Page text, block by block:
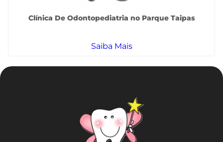
Clínica De Odontopediatria no Parque Taipas
Saiba Mais